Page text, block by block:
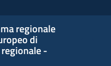
regionale
di
-